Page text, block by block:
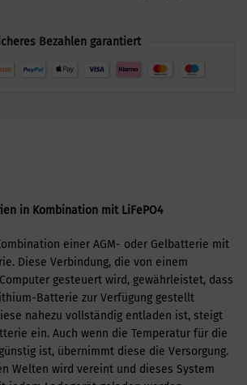
Bezahlen garantiert
in Kombination mit LiFePO4
einer AGM- oder Gelbatterie mit
Diese Verbindung, die von einem
gesteuert wird, gewährleistet, dass
Batterie zur Verfügung gestellt
nahezu vollständig entladen ist, steigt
ein. Auch wenn die Temperatur für die
ist, übernimmt diese die Versorgung.
Welten wird vereint und dieses System